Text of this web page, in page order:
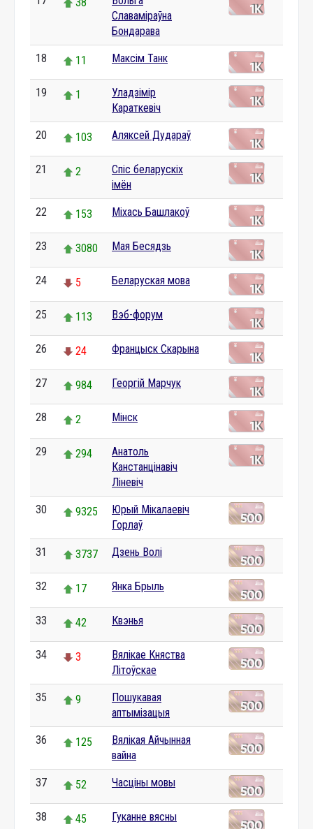
Славаміраўна
Бондарава
18 11 Максім Танк
19 1
Уладзімір
Караткевіч
20 103 Аляксей Дудараў
21 2
Спіс беларускіх
імён
22 153 Міхась Башлакоў
23 3080 Мая Бесядзь
24 5 Беларуская мова
25 113 Вэб-форум
26 24 Францыск Скарына
27 984 Георгій Марчук
28 2 Мінск
29 294
Анатоль
Канстанцінавіч
Ліневіч
30 9325
Юрый Мікалаевіч
Горлаў
31 3737 Дзень Волі
32 17 Янка Брыль
33 42 Квэнья
34 3
Вялікае Княства
Літоўскае
35 9
Пошукавая
аптымізацыя
36 125
Вялікая Айчынная
вайна
37 52 Часціны мовы
38 45 Гуканне вясны